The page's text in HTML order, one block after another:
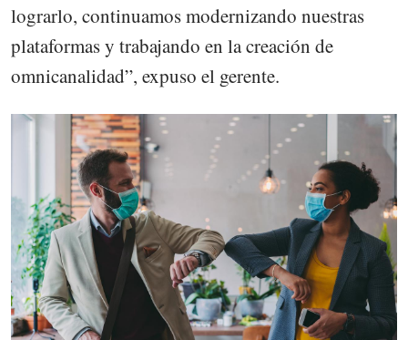
lograrlo, continuamos modernizando nuestras
plataformas y trabajando en la creación de
omnicanalidad”, expuso el gerente.